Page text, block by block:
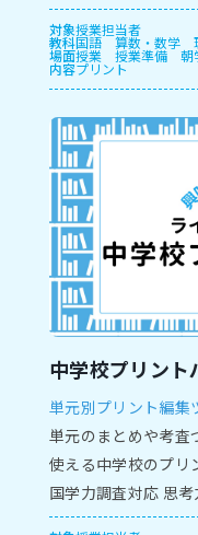
ただけません。
対象授業担当者
教科国語 算数・数学
場面授業 授業準備 朝
内容プリント
中学校プリント
単元別プリント編集
単元のまとめや考査
使える中学校のプ
国学力調査対応 思
ール」がご利用いた